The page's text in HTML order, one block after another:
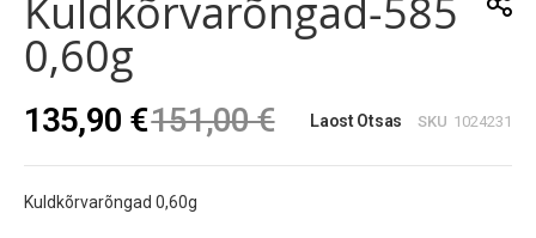
of
the
images
Kuldkõrvarõngad-585
0,60g
135,90 €151,00 € Laost Otsas SKU 1024231
Kuldkõrvarõngad 0,60g